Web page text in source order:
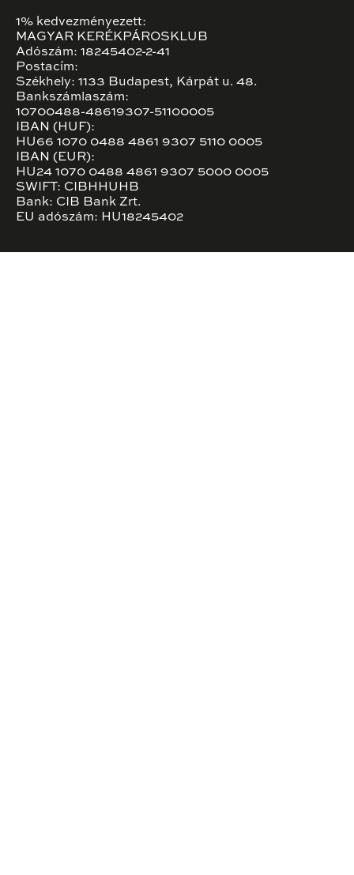
1% kedvezményezett:
MAGYAR KERÉKPÁROSKLUB
Adószám: 18245402-2-41
Postacím:
Székhely: 1133 Budapest, Kárpát u. 48.
Bankszámlaszám:
10700488-48619307-51100005
IBAN (HUF):
HU66 1070 0488 4861 9307 5110 0005
IBAN (EUR):
HU24 1070 0488 4861 9307 5000 0005
SWIFT: CIBHHUHB
Bank: CIB Bank Zrt.
EU adószám: HU18245402